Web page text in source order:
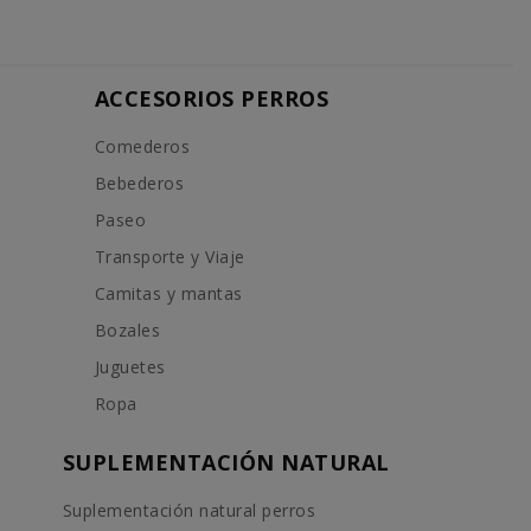
ACCESORIOS PERROS
Comederos
Bebederos
Paseo
Transporte y Viaje
Camitas y mantas
Bozales
Juguetes
Ropa
SUPLEMENTACIÓN NATURAL
Suplementación natural perros